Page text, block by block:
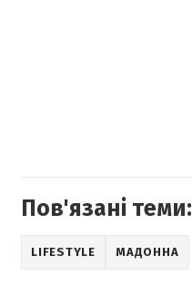
Пов'язані теми:
LIFESTYLE МАДОННА